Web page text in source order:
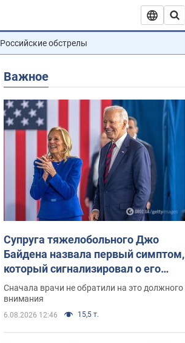
Российские обстрелы
Важное
Супруга тяжелобольного Джо
Байдена назвала первый симптом,
который сигнализировал о его
"агрессивном" раке
Сначала врачи не обратили на это должного
внимания
6.08.2026 12:46 15,5 т.